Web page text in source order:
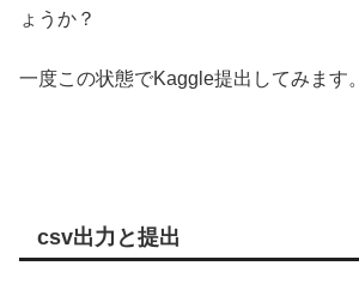
ょうか？
一度この状態でKaggle提出してみます。
csv出力と提出